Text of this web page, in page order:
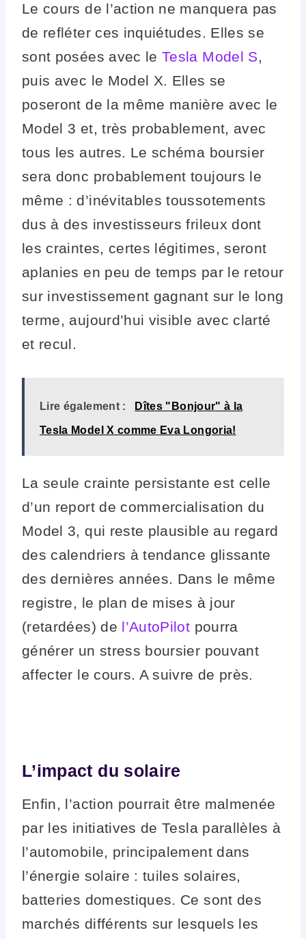
Le cours de l’action ne manquera pas
de refléter ces inquiétudes. Elles se
sont posées avec leTesla Model S,
puis avec le Model X. Elles se
poseront de la même manière avec le
Model 3 et, très probablement, avec
tous les autres. Le schéma boursier
sera donc probablement toujours le
même : d’inévitables toussotements
dus à des investisseurs frileux dont
les craintes, certes légitimes, seront
aplanies en peu de temps par le retour
sur investissement gagnant sur le long
terme, aujourd’hui visible avec clarté
et recul.
Lire également : Dîtes "Bonjour" à la
Tesla Model X comme Eva Longoria!
La seule crainte persistante est celle
d’un report de commercialisation du
Model 3, qui reste plausible au regard
des calendriers à tendance glissante
des dernières années. Dans le même
registre, le plan de mises à jour
(retardées) de l’AutoPilot pourra
générer un stress boursier pouvant
affecter le cours. A suivre de près.
L’impact du solaire
Enfin, l’action pourrait être malmenée
par les initiatives de Tesla parallèles à
l’automobile, principalement dans
l’énergie solaire : tuiles solaires,
batteries domestiques. Ce sont des
marchés différents sur lesquels les